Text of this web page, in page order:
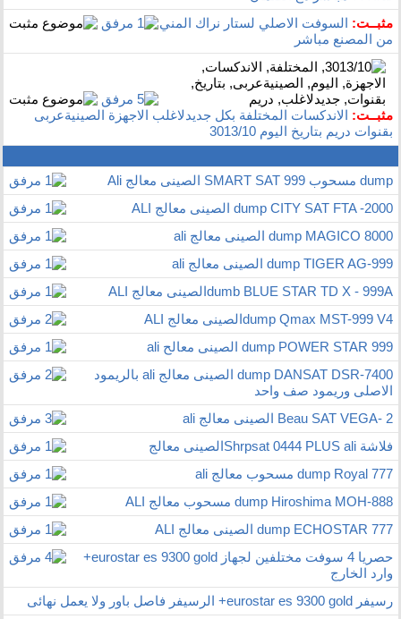
مثبــت: السوفت الاصلي لستار نراك المني
من المصنع مباشر
مثبــت: الاندكسات المختلفة بكل جديدلاغلب الاجهزة الصينيةعربى
بقنوات دريم بتاريخ اليوم 3013/10
dump مسحوب SMART SAT 999 الصينى معالج Ali
dump CITY SAT FTA -2000 الصينى معالج ALI
dump MAGICO 8000 الصينى معالج ali
dump TIGER AG-999 الصينى معالج ali
dumb BLUE STAR TD X - 999Aالصينى معالج ALI
dump Qmax MST-999 V4الصينى معالج ALI
dump POWER STAR 999 الصينى معالح ali
dump DANSAT DSR-7400 الصينى معالج ali بالريمود
الاصلى وريمود صف واحد
Beau SAT VEGA- 2 الصينى معالج ali
فلاشة Shrpsat 0444 PLUS aliالصينى معالج
dump Royal 777 مسحوب معالج ali
dump Hiroshima MOH-888 مسحوب معالج ALI
dump ECHOSTAR 777 الصينى معالج ALI
حصريا 4 سوفت مختلفين لجهاز eurostar es 9300 gold+
وارد الخارج
رسيفر eurostar es 9300 gold+ الرسيفر فاصل باور ولا يعمل نهائى